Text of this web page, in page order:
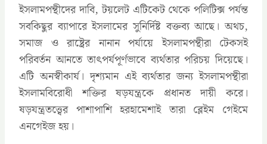
ইসলামপন্থীদের দাবি, টয়লেট এটিকেট থেকে পলিটিক্স পর্যন্ত
সবকিছুর ব্যাপারে ইসলামের সুনির্দিষ্ট বক্তব্য আছে। অথচ,
সমাজ ও রাষ্ট্রের নানান পর্যায়ে ইসলামপন্থীরা টেকসই
পরিবর্তন আনতে তাৎপর্যপূর্ণভাবে ব্যর্থতার পরিচয় দিয়েছে।
এটি অনস্বীকার্য। দৃশ্যমান এই ব্যর্থতার জন্য ইসলামপন্থীরা
ইসলামবিরোধী শক্তির ষড়যন্ত্রকে প্রধানত দায়ী করে।
ষড়যন্ত্রতত্ত্বের পাশাপাশি হরহামেশাই তারা ব্লেইম গেইমে
এনগেইজ হয়।